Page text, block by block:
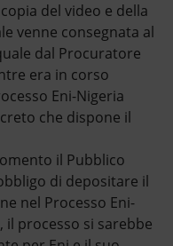
del video e della
venne consegnata al
dal Procuratore
era in corso
Eni-Nigeria
che dispone il
il Pubblico
di depositare il
nel Processo Eni-
il processo si sarebbe